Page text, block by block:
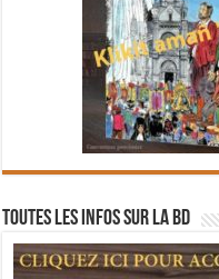
Toutes les infos sur la BD